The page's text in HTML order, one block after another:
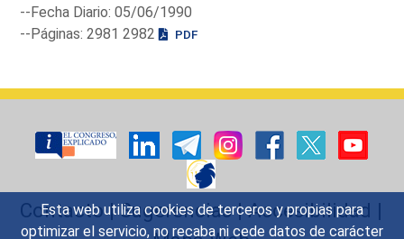
Esta web utiliza cookies de terceros y propias para
optimizar el servicio, no recaba ni cede datos de carácter
--Fecha Diario: 05/06/1990
--Páginas: 2981 2982
PDF
Contacto|Sugerencias|Accesibilidad |